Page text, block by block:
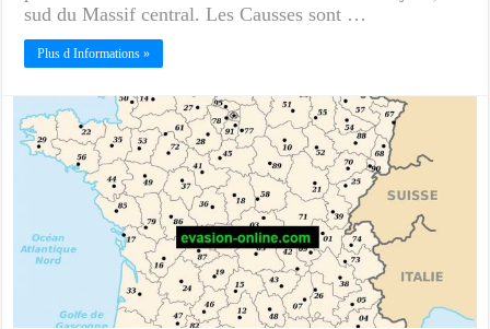
sud du Massif central. Les Causses sont …
Plus d Informations »